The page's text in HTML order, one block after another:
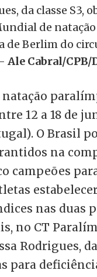
da classe S3,
de
de Berlim do
Ale Cabral/
12 a 18 de
O Brasil
na
campeões
nas duas
no CT
Rodrigues, da
para